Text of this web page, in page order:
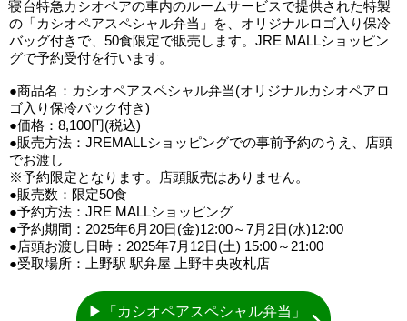
寝台特急カシオペアの車内のルームサービスで提供された特製
の「カシオペアスペシャル弁当」を、オリジナルロゴ入り保冷
バッグ付きで、50食限定で販売します。JRE MALLショッピン
グで予約受付を行います。
●商品名：カシオペアスペシャル弁当(オリジナルカシオペアロ
ゴ入り保冷バック付き)
●価格：8,100円(税込)
●販売方法：JREMALLショッピングでの事前予約のうえ、店頭
でお渡し
※予約限定となります。店頭販売はありません。
●販売数：限定50食
●予約方法：JRE MALLショッピング
●予約期間：2025年6月20日(金)12:00～7月2日(水)12:00
●店頭お渡し日時：2025年7月12日(土) 15:00～21:00
●受取場所：上野駅 駅弁屋 上野中央改札店
▶「カシオペアスペシャル弁当」